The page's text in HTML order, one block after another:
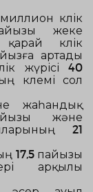
көлік
жеке
көлік
артады
жүрісі 40
көлемі сол
жаһандық
және
21
17,5 пайызы
арқылы